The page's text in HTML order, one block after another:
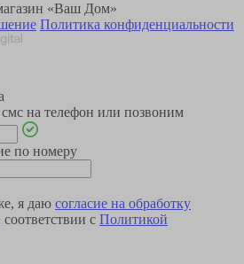
«Ваш Дом»
Политика конфиденциальности
на телефон или позвоним
по номеру
я даю согласие на обработку
соответствии с Политикой